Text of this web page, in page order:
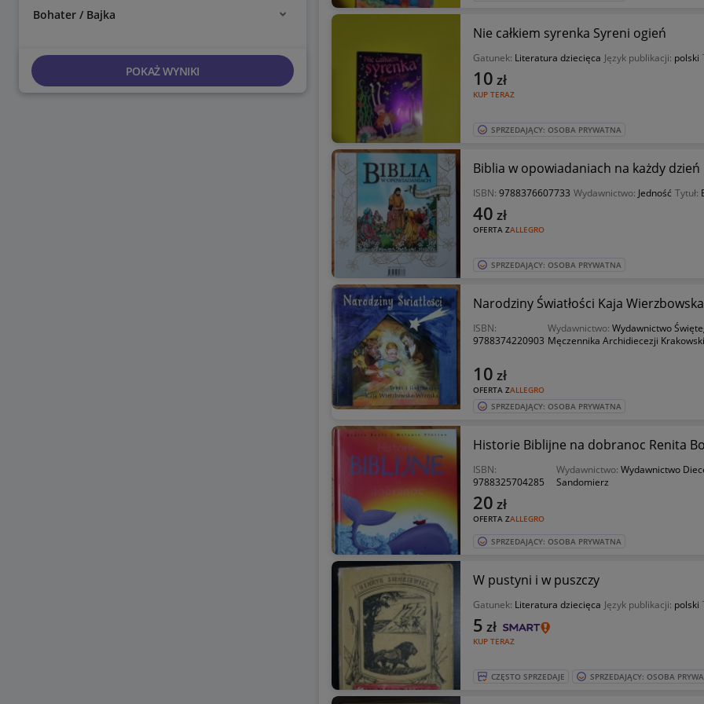
Bohater / Bajka
POKAŻ WYNIKI
Nie całkiem syrenka Syreni ogień
Gatunek: Literatura dziecięca Język publikacji: polski
KUP TERAZ
10 zł
SPRZEDAJĄCY: OSOBA PRYWATNA
Biblia w opowiadaniach na każdy
ISBN: 9788376607733 Wydawnictwo: Jedność Tytuł:
OFERTA ZALLEGRO
40 zł
SPRZEDAJĄCY: OSOBA PRYWATNA
Narodziny Światłości Kaja
ISBN:
9788374220903
Wydawnictwo: Wydawnictwo
Męczennika Archidiecezji
OFERTA ZALLEGRO
10 zł
SPRZEDAJĄCY: OSOBA PRYWATNA
Historie Biblijne na dobranoc Renita
ISBN:
9788325704285
Wydawnictwo:Wydawnictwo
Sandomierz
OFERTA ZALLEGRO
20 zł
SPRZEDAJĄCY: OSOBA PRYWATNA
W pustyni i w puszczy
Gatunek: Literatura dziecięca Język publikacji: polski
KUP TERAZ
5 zł
CZĘSTO SPRZEDAJE SPRZEDAJĄCY: OSOBA